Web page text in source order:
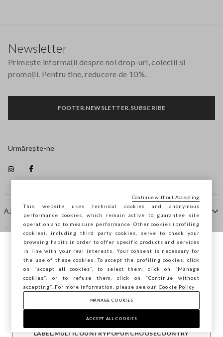
AJUTOR
COMPANIE
CONTACTE
Newsletter
Primește informații despre noi drop-uri, colecții și
promoții. Pentru tine, reducere de 10%.
FOOTER.NEWSLETTER.SUBSCRIBE
Urmărește-ne
Copyright © Ovs S.p.A. P.Iva 04240010274 - Cap. Soc.
290.923.470 -2.4.0
Navighezi pe STEFANEL Italia, vrei să
salvezi locația ta?
CONFIRMĂ
LABEL.MULTICOUNTRYPOPUP.CHOOSECOUNTRY
footer.item.country România
This website uses technical cookies and anonymous
performance cookies, which remain active to guarantee site
operation and to measure performance. Other cookies (profiling
cookies), including third party cookies, serve to check your
browsing habits in order to offer specific products and services
in line with your real interests. Your consent is necessary for
the use of these cookies. To accept the profiling cookies, click
on "accept all cookies”, to select them, click on “Manage
cookies”, or to refuse them, click on “Continue without
accepting”. For more information, please see our Cookie Policy
MANAGE COOKIES
ACCEPT ALL COOKIES
Continue without Accepting